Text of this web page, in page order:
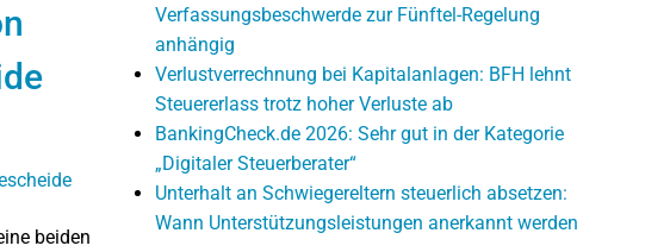
beiden
Verfassungsbeschwerde zur Fünftel-Regelung
anhängig
Verlustverrechnung bei Kapitalanlagen: BFH lehnt
Steuererlass trotz hoher Verluste ab
BankingCheck.de 2026: Sehr gut in der Kategorie
„Digitaler Steuerberater“
Unterhalt an Schwiegereltern steuerlich absetzen:
Wann Unterstützungsleistungen anerkannt werden